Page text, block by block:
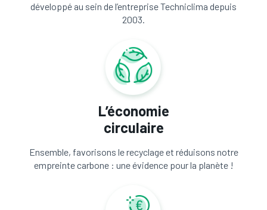
développé au sein de l’entreprise Techniclima depuis
2003.
L’économie
circulaire
Ensemble, favorisons le recyclage et réduisons notre
empreinte carbone : une évidence pour la planète !